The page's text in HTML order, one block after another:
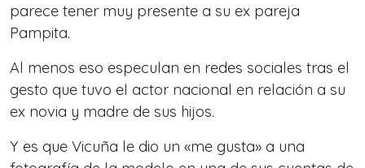
parece tener muy presente a su ex pareja
Pampita.
Al menos eso especulan en redes sociales tras el
gesto que tuvo el actor nacional en relación a su
ex novia y madre de sus hijos.
Y es que Vicuña le dio un «me gusta» a una